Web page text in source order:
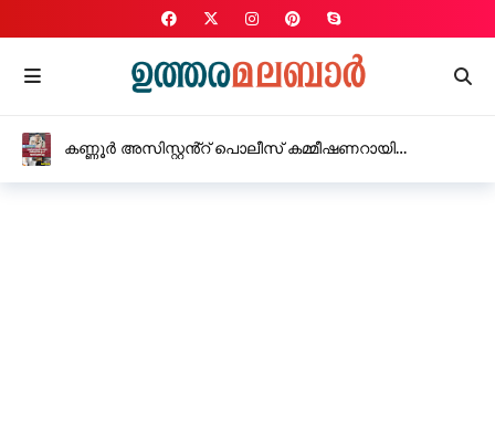
കണ്ണൂർ അസിസ്റ്റൻ്റ് പൊലീസ് കമ്മീഷണറായി